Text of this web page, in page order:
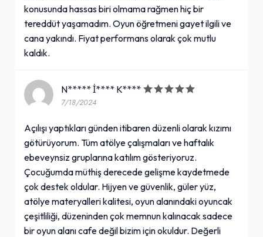
konusunda hassas biri olmama rağmen hiç bir
tereddüt yaşamadım. Oyun öğretmeni gayet ilgili ve
cana yakındı. Fiyat performans olarak çok mutlu
kaldık.
N***** İ**** K****
7/18/2024
Açılışı yaptıkları günden itibaren düzenli olarak kızımı
götürüyorum. Tüm atölye çalışmaları ve haftalık
ebeveynsiz gruplarına katılım gösteriyoruz.
Çocuğumda müthiş derecede gelişme kaydetmede
çok destek oldular. Hijyen ve güvenlik, güler yüz,
atölye materyalleri kalitesi, oyun alanındaki oyuncak
çeşitliliği, düzeninden çok memnun kalınacak sadece
bir oyun alanı cafe değil bizim için okuldur. Değerli